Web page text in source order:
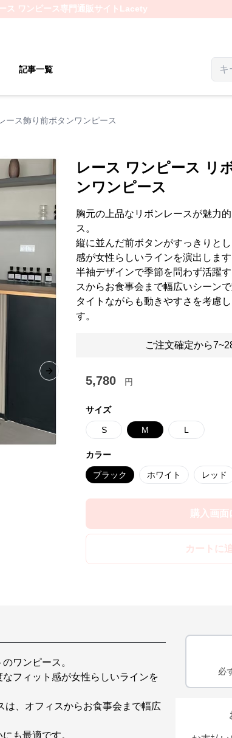
ス ワンピース専門通販サイト Lacety
記事一覧
ース飾り前ボタンワンピース
Next slide
レース ワンピース リ
ンワンピース
胸元の上品なリボンレースが魅力
ス。
縦に並んだ前ボタンがすっきりと
感が女性らしいラインを演出します
半袖デザインで季節を問わず活躍
スからお食事会まで幅広いシーンで
タイトながらも動きやすさを考慮
す。
ご注文確定から
5,780 円
サイズ
S M L
カラー
ブラック ホワイト レッド
購入画
カートに
ワンピース。
フィット感が女性らしいラインを
は、オフィスからお食事会まで幅広
も最適です。
必